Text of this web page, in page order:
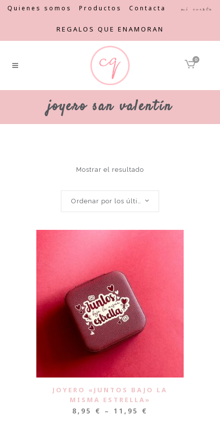
Quienes somos Productos Contacta Mi cuenta
REGALOS QUE ENAMORAN
0
joyero san valentín
Mostrar el resultado
Ordenar por los últimos
JOYERO «JUNTOS BAJO LA
MISMA ESTRELLA»
8,95 € – 11,95 €